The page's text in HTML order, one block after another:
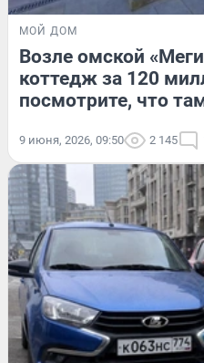
МОЙ ДОМ
Возле омской
коттедж за 120
посмотрите, что
9 июня, 2026, 09:50 2 145